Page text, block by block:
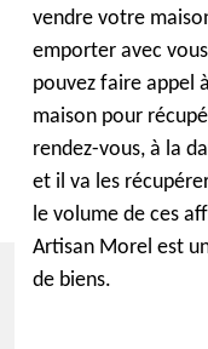
vendre votre
emporter avec
pouvez faire appel
maison pour
rendez-vous, à la
et il va les
le volume de ces
Artisan Morel est
de biens.